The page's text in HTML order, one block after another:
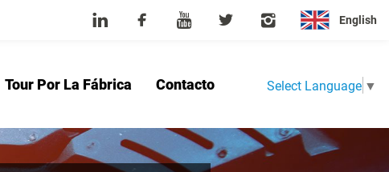
English
Tour Por La Fábrica Contacto Select Language ▼